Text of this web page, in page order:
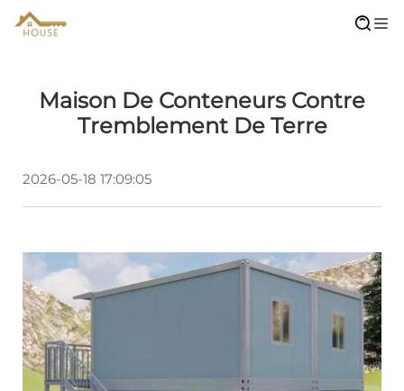
Maison De Conteneurs Contre
Tremblement De Terre
2026-05-18 17:09:05